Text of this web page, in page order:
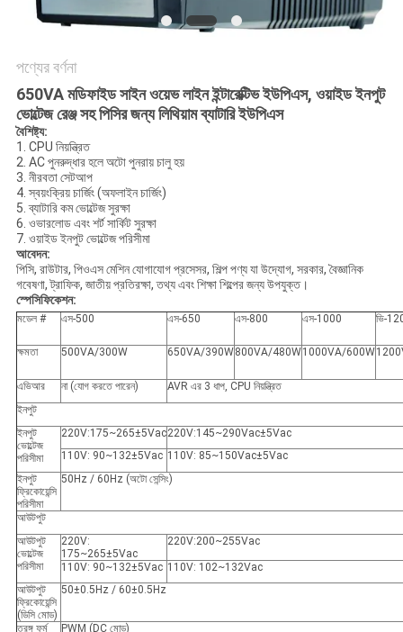
পণ্যের বর্ণনা
650VA মডিফাইড সাইন ওয়েভ লাইন ইন্টারেক্টিভ ইউপিএস, ওয়াইড ইনপুট
ভোল্টেজ রেঞ্জ সহ পিসির জন্য লিথিয়াম ব্যাটারি ইউপিএস
বৈশিষ্ট্য:
1. CPU নিয়ন্ত্রিত
2. AC পুনরুদ্ধার হলে অটো পুনরায় চালু হয়
3. নীরবতা সেটআপ
4. স্বয়ংক্রিয় চার্জিং (অফলাইন চার্জিং)
5. ব্যাটারি কম ভোল্টেজ সুরক্ষা
6. ওভারলোড এবং শর্ট সার্কিট সুরক্ষা
7. ওয়াইড ইনপুট ভোল্টেজ পরিসীমা
আবেদন:
পিসি, রাউটার, পিওএস মেশিন যোগাযোগ প্রসেসর, শিল্প পণ্য যা উদ্যোগ, সরকার, বৈজ্ঞানিক
গবেষণা, ট্রাফিক, জাতীয় প্রতিরক্ষা, তথ্য এবং শিক্ষা শিল্পের জন্য উপযুক্ত।
স্পেসিফিকেশন:
মডেল # এস-500 এস-650 এস-800 এস-1000 ভি-
ক্ষমতা 500VA/300W 650VA/390W800VA/480W1000VA/600W
এভিআর না (যোগ করতে পারেন)
AVR এর 3 ধাপ, CPU নিয়ন্ত্রিত
ইনপুট
ইনপুট
ভোল্টেজ
পরিসীমা
220V:175~265±5Vac220V:145~290Vac±5Vac
110V: 90~132±5Vac 110V: 85~150Vac±5Vac
ইনপুট
ফ্রিকোয়েন্সি
পরিসীমা
50Hz / 60Hz (অটো সেন্সিং)
আউটপুট
আউটপুট
ভোল্টেজ
পরিসীমা
220V:
175~265±5Vac
220V:200~255Vac
110V: 90~132±5Vac 110V: 102~132Vac
আউটপুট
ফ্রিকোয়েন্সি
(ডিসি মোড)
50±0.5Hz / 60±0.5Hz
তরঙ্গ ফর্ম PWM (DC মোড)